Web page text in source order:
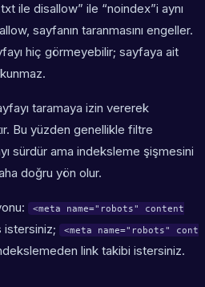
ile disallow” ile “noindex”i aynı
sayfanın taranmasını engeller.
hiç görmeyebilir; sayfaya ait
taramaya izin vererek
Bu yüzden genellikle filtre
sürdür ama indeksleme şişmesini
doğru yön olur.
<meta name="robots" content
istersiniz; <meta name="robots" cont
link takibi istersiniz.